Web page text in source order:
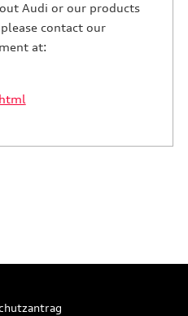
Audi or our products
contact our
at: